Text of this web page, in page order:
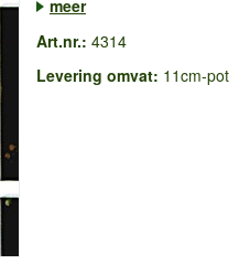
meer
Art.nr.: 4314
Levering omvat: 11cm-pot